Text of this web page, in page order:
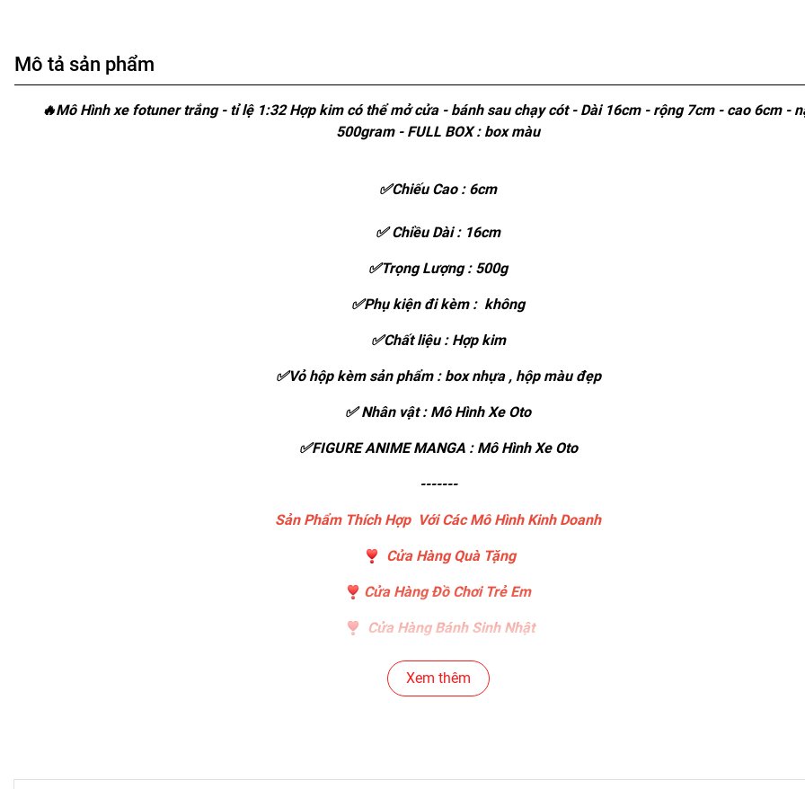
Mô tả sản phẩm
🔥Mô Hình xe fotuner trắng - tỉ lệ 1:32 Hợp kim có thể mở cửa - bánh sau chạy cót - Dài 16cm - rộng 7cm - cao 6cm -
500gram - FULL BOX : box màu
✅Chiếu Cao : 6cm
✅ Chiều Dài : 16cm
✅Trọng Lượng : 500g
✅Phụ kiện đi kèm : không
✅Chất liệu : Hợp kim
✅Vỏ hộp kèm sản phẩm : box nhựa , hộp màu đẹp
✅ Nhân vật : Mô Hình Xe Oto
✅FIGURE ANIME MANGA : Mô Hình Xe Oto
-------
Sản Phẩm Thích Hợp Với Các Mô Hình Kinh Doanh
Cửa Hàng Quà Tặng
Cửa Hàng Đồ Chơi Trẻ Em
Cửa Hàng Bánh Sinh Nhật
Cửa Hàng Gear , Máy Tính
Cửa Hàng Văn Phòng Phẩm
Xem thêm